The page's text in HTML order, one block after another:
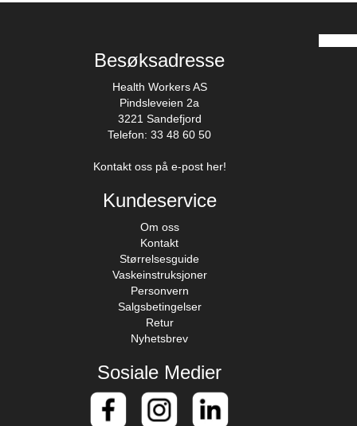
Besøksadresse
Health Workers AS
Pindsleveien 2a
3221 Sandefjord
Telefon: 33 48 60 50
Kontakt oss på e-post her!
Kundeservice
Om oss
Kontakt
Størrelsesguide
Vaskeinstruksjoner
Personvern
Salgsbetingelser
Retur
Nyhetsbrev
Sosiale Medier